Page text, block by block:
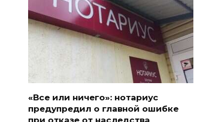
«Все или ничего»: нотариус
предупредил о главной ошибке
при отказе от наследства